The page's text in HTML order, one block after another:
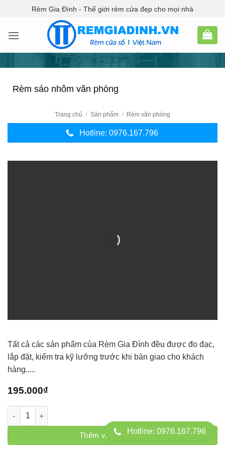
nội
Rèm Gia Đình - Thế giới rèm cửa đẹp cho mọi nhà
Rèm sáo nhôm văn phòng
Trang chủ / Sản phẩm / Rèm văn phòng
Hotline: 0976.167.796
Tất cả các sản phẩm của Rèm Gia Đình đều được đo đạc,
lắp đặt, kiểm tra kỹ lưỡng trước khi bàn giao cho khách
hàng.....
195.000₫
Rèm sáo nhôm văn phòng số lượng
Thêm vào giỏ hàngHotline: 0976.167.796